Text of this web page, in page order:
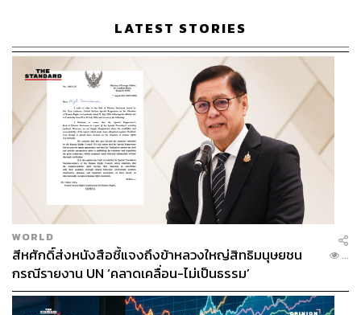
LATEST STORIES
WORLD
สีหศักดิ์ส่งหนังสือชี้แจงถึงข้าหลวงใหญ่สิทธิมนุษยชน
กรณีรายงาน UN ‘คลาดเคลื่อน-ไม่เป็นธรรม’
...